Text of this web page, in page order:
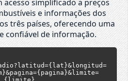
acesso simplificado a preços
e informações dos
três países, oferecendo uma
confiável de informação.